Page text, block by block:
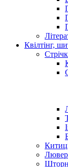
Квілтінг,